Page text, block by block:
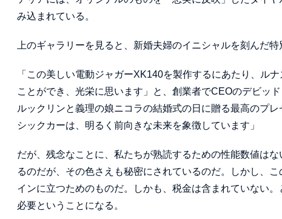
み込まれている。
上のギャラリーを見ると、新婚夫婦のイニシャルを刻んだ
「この美しい電動ジャガーXK140を製作するにあたり、ル
ことができ、光栄に思います」と、創業者でCEOのデビッ
ルックリンと義理の娘ニコラの結婚式の日に贈る最高のプ
シックカーは、明るく前向きな未来を象徴しています」
だが、残念なことに、私たちが熟読するための性能数値は
るのだが、その色さえも秘密にされているのだ。しかし、
インに立つためのものだ。しかも、税金は含まれていない
必要ということになる。